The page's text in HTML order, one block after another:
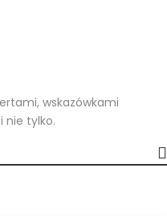
wskazówkami
nie tylko.